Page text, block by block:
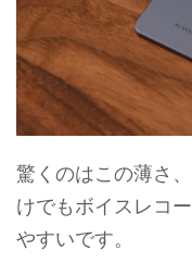
驚くのはこの薄さ
けでもボイスレコ
やすいです。